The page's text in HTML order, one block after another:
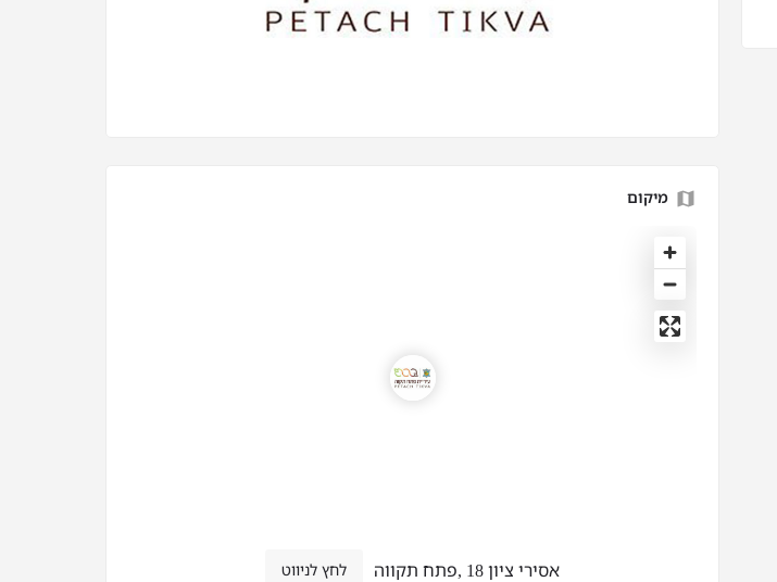
מיקום
אסירי ציון 18 ,פתח תקווה לחץ לניווט